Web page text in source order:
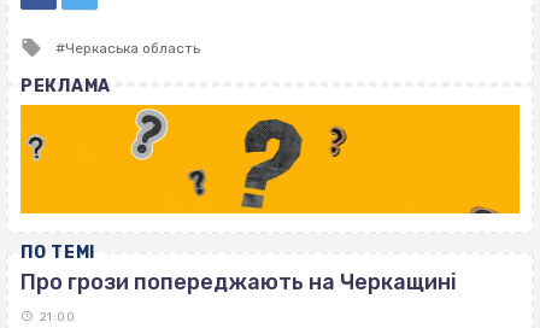
Tagged
Черкаська область
РЕКЛАМА
ПО ТЕМІ
Про грози попереджають на Черкащині
21:00